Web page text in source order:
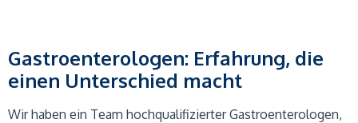
Gastroenterologen: Erfahrung, die
einen Unterschied macht
Wir haben ein Team hochqualifizierter Gastroenterologen,